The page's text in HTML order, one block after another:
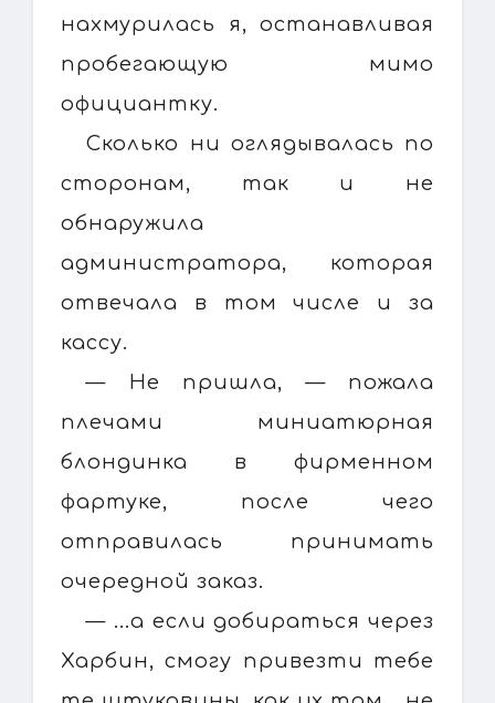
нахмурилась я, останавливая
пробегающую мимо
официантку.
Сколько ни оглядывалась по
сторонам, так и не
обнаружила
администратора, которая
отвечала в том числе и за
кассу.
— Не пришла, — пожала
плечами миниатюрная
блондинка в фирменном
фартуке, после чего
отправилась принимать
очередной заказ.
— ...а если добираться через
Харбин, смогу привезти тебе